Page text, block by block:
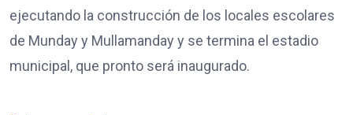
ejecutando la construcción de los locales escolares
de Munday y Mullamanday y se termina el estadio
municipal, que pronto será inaugurado.